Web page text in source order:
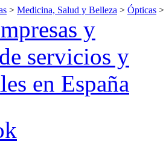
> Medicina, Salud y Belleza > Ópticas >